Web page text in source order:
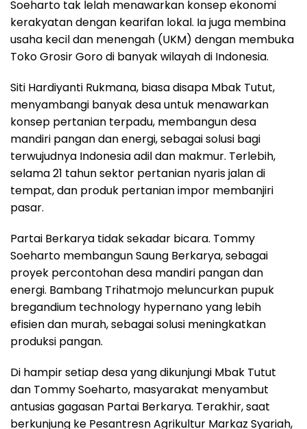
Soeharto tak lelah menawarkan konsep ekonomi
kerakyatan dengan kearifan lokal. Ia juga membina
usaha kecil dan menengah (UKM) dengan membuka
Toko Grosir Goro di banyak wilayah di Indonesia.
Siti Hardiyanti Rukmana, biasa disapa Mbak Tutut,
menyambangi banyak desa untuk menawarkan
konsep pertanian terpadu, membangun desa
mandiri pangan dan energi, sebagai solusi bagi
terwujudnya Indonesia adil dan makmur. Terlebih,
selama 21 tahun sektor pertanian nyaris jalan di
tempat, dan produk pertanian impor membanjiri
pasar.
Partai Berkarya tidak sekadar bicara. Tommy
Soeharto membangun Saung Berkarya, sebagai
proyek percontohan desa mandiri pangan dan
energi. Bambang Trihatmojo meluncurkan pupuk
bregandium technology hypernano yang lebih
efisien dan murah, sebagai solusi meningkatkan
produksi pangan.
Di hampir setiap desa yang dikunjungi Mbak Tutut
dan Tommy Soeharto, masyarakat menyambut
antusias gagasan Partai Berkarya. Terakhir, saat
berkunjung ke Pesantresn Agrikultur Markaz Syariah,